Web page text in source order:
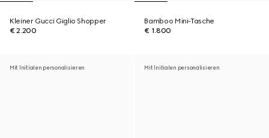
Kleiner Gucci Giglio Shopper
€ 2.200
Bamboo Mini-Tasche
€ 1.800
Mit Initialen personalisieren Mit Initialen personalisieren